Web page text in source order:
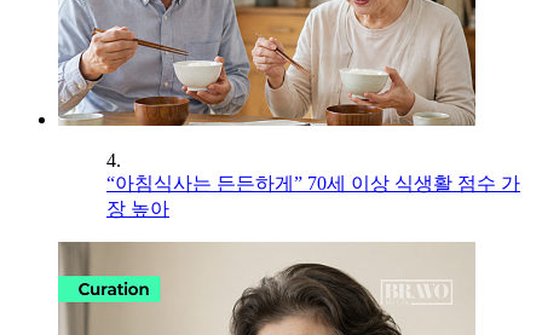
4.
“아침식사는 든든하게” 70세 이상 식생활 점수 가
장 높아